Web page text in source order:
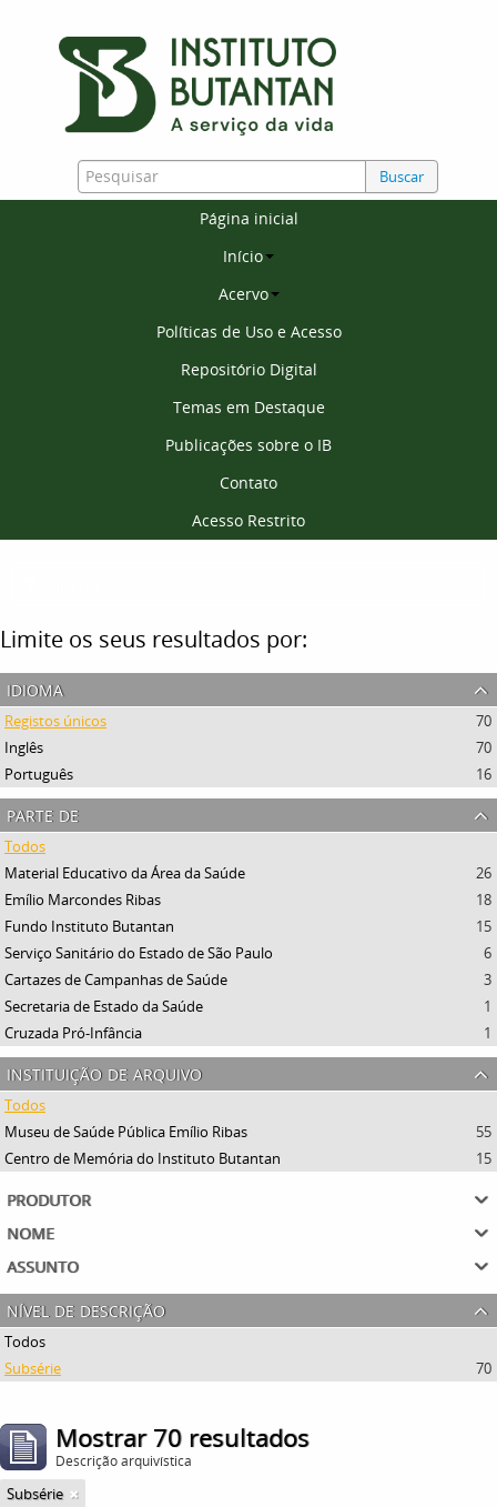
Buscar
Página inicial
Início
Acervo
Políticas de Uso e Acesso
Repositório Digital
Temas em Destaque
Publicações sobre o IB
Contato
Acesso Restrito
Limite os seus resultados por:
idioma
Registos únicos
70
Inglês
70
Português
16
parte de
Todos
Material Educativo da Área da Saúde
26
Emílio Marcondes Ribas
18
Fundo Instituto Butantan
15
Serviço Sanitário do Estado de São Paulo
6
Cartazes de Campanhas de Saúde
3
Secretaria de Estado da Saúde
1
Cruzada Pró-Infância
1
instituição de arquivo
Todos
Museu de Saúde Pública Emílio Ribas
55
Centro de Memória do Instituto Butantan
15
produtor
nome
assunto
nível de descrição
Todos
Subsérie
70
Mostrar 70 resultados
Descrição arquivística
Subsérie